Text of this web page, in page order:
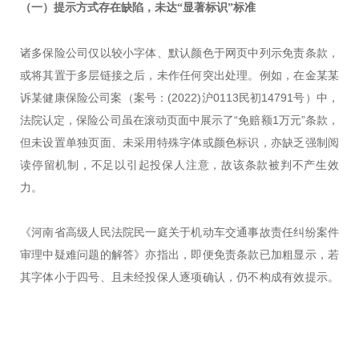
（一） 提示方式存在缺陷， 未达“显著标识”标准
诸多保险公司仅以较小字体、默认颜色于网页中列示免责条款，
或将其置于多层链接之后，未作任何突出处理。例如，在金某某
诉某健康保险公司案（案号：(2022)沪0113民初14791号）中，
法院认定，保险公司虽在滚动页面中展示了“免赔额1万元”条款，
但未设置单独页面、未采用特殊字体或颜色标识，亦缺乏强制阅
读停留机制，不足以引起投保人注意，故该条款被判不产生效
力。
《河南省高级人民法院民一庭关于机动车交通事故责任纠纷案件
审理中疑难问题的解答》亦指出，即便免责条款已加粗显示，若
其字体小于四号、且未经投保人逐项确认，仍不构成有效提示。